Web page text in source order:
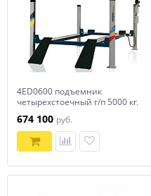
4ED0600 подъемник
четырехстоечный г/п 5000 кг.
(Испания)
674 100 руб.